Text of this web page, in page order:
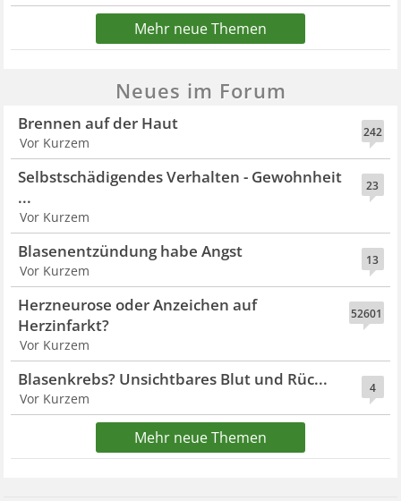
Mehr neue Themen
Neues im Forum
242
Brennen auf der Haut
Vor Kurzem
23
Selbstschädigendes Verhalten - Gewohnheit
...
Vor Kurzem
13
Blasenentzündung habe Angst
Vor Kurzem
52601
Herzneurose oder Anzeichen auf
Herzinfarkt?
Vor Kurzem
4
Blasenkrebs? Unsichtbares Blut und Rüc...
Vor Kurzem
Mehr neue Themen